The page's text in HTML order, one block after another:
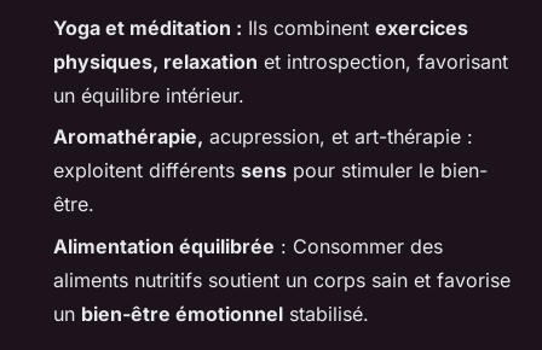
Yoga et méditation : Ils combinent exercices
physiques, relaxation et introspection, favorisant
un équilibre intérieur.
Aromathérapie, acupression, et art-thérapie :
exploitent différents sens pour stimuler le bien-
être.
Alimentation équilibrée : Consommer des
aliments nutritifs soutient un corps sain et favorise
un bien-être émotionnel stabilisé.